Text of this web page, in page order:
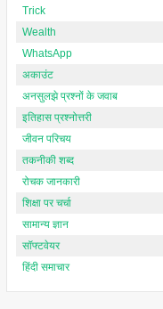
Trick
Wealth
WhatsApp
अकाउंट
अनसुलझे प्रश्नों के जवाब
इतिहास प्रश्नोत्तरी
जीवन परिचय
तकनीकी शब्द
रोचक जानकारी
शिक्षा पर चर्चा
सामान्य ज्ञान
सॉफ्टवेयर
हिंदी समाचार